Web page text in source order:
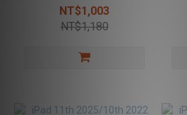
摔殼(筆槽)-星光
NT$1,003
NT$1,180